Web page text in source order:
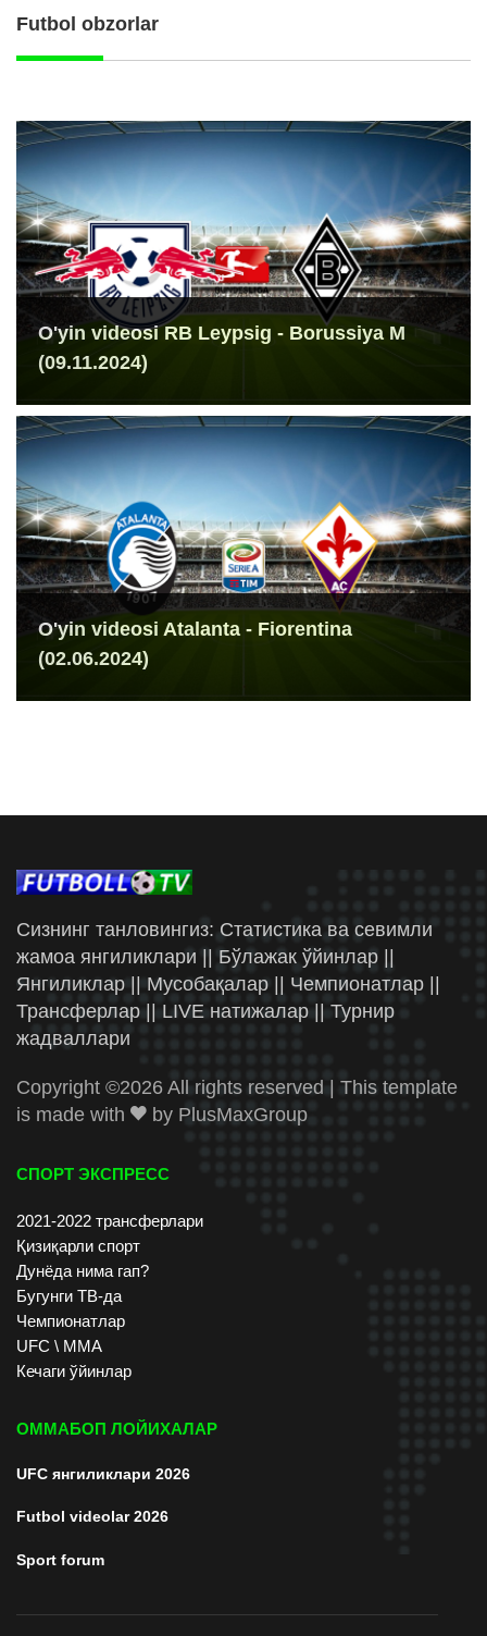
Futbol obzorlar
O'yin videosi RB Leypsig - Borussiya M
(09.11.2024)
O'yin videosi Atalanta - Fiorentina
(02.06.2024)
Сизнинг танловингиз: Статистика ва севимли
жамоа янгиликлари || Бўлажак ўйинлар ||
Янгиликлар || Мусобақалар || Чемпионатлар ||
Трансферлар || LIVE натижалар || Турнир
жадваллари
Copyright ©2026 All rights reserved | This template
is made with
by PlusMaxGroup
СПОРТ ЭКСПРЕСС
2021-2022 трансферлари
Қизиқарли спорт
Дунёда нима гап?
Бугунги ТВ-да
Чемпионатлар
UFC \ ММА
Кечаги ўйинлар
ОММАБОП ЛОЙИХАЛАР
UFC янгиликлари 2026
Futbol videolar 2026
Sport forum